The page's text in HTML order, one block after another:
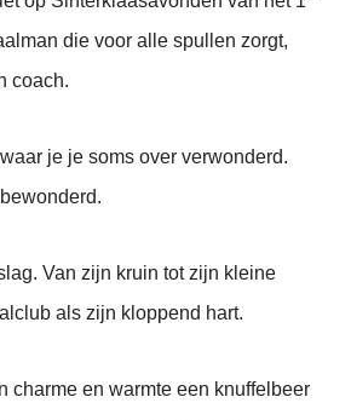
die voor alle spullen zorgt,
coach.
waar je je soms over verwonderd.
Van zijn kruin tot zijn kleine
als zijn kloppend hart.
charme en warmte een knuffelbeer